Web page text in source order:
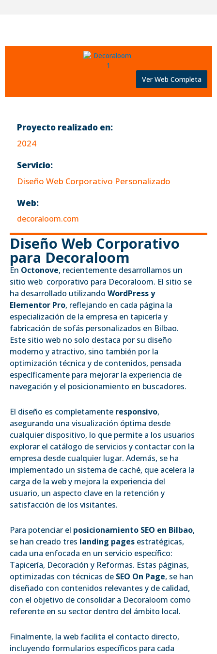
Ver Web Completa
Proyecto realizado en:
2024
Servicio:
Diseño Web Corporativo Personalizado
Web:
decoraloom.com
Diseño Web Corporativo
para Decoraloom
En Octonove, recientemente desarrollamos un
sitio web corporativo para Decoraloom. El sitio se
ha desarrollado utilizando WordPress y
Elementor Pro, reflejando en cada página la
especialización de la empresa en tapicería y
fabricación de sofás personalizados en Bilbao.
Este sitio web no solo destaca por su diseño
moderno y atractivo, sino también por la
optimización técnica y de contenidos, pensada
específicamente para mejorar la experiencia de
navegación y el posicionamiento en buscadores.
El diseño es completamente responsivo,
asegurando una visualización óptima desde
cualquier dispositivo, lo que permite a los usuarios
explorar el catálogo de servicios y contactar con la
empresa desde cualquier lugar. Además, se ha
implementado un sistema de caché, que acelera la
carga de la web y mejora la experiencia del
usuario, un aspecto clave en la retención y
satisfacción de los visitantes.
Para potenciar el posicionamiento SEO en Bilbao,
se han creado tres landing pages estratégicas,
cada una enfocada en un servicio específico:
Tapicería, Decoración y Reformas. Estas páginas,
optimizadas con técnicas de SEO On Page, se han
diseñado con contenidos relevantes y de calidad,
con el objetivo de consolidar a Decoraloom como
referente en su sector dentro del ámbito local.
Finalmente, la web facilita el contacto directo,
incluyendo formularios específicos para cada